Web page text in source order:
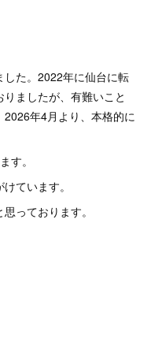
た。2022年に仙台に転
ましたが、有難いこと
年4月より、本格的に
す。
ています。
っております。